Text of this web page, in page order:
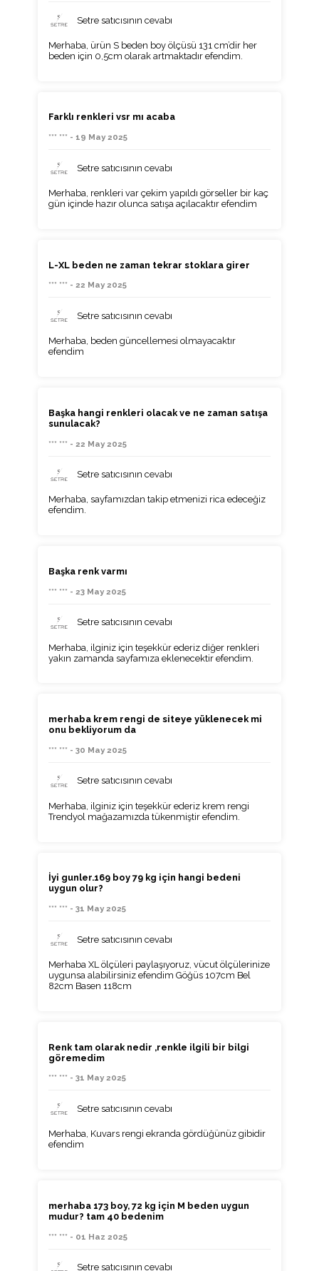
Setre satıcısının cevabı
Merhaba, ürün S beden boy ölçüsü 131 cm’dir her
beden için 0,5cm olarak artmaktadır efendim.
Farklı renkleri vsr mı acaba
*** *** - 19 May 2025
Setre satıcısının cevabı
Merhaba, renkleri var çekim yapıldı görseller bir kaç
gün içinde hazır olunca satışa açılacaktır efendim
L-XL beden ne zaman tekrar stoklara girer
*** *** - 22 May 2025
Setre satıcısının cevabı
Merhaba, beden güncellemesi olmayacaktır
efendim
Başka hangi renkleri olacak ve ne zaman satışa
sunulacak?
*** *** - 22 May 2025
Setre satıcısının cevabı
Merhaba, sayfamızdan takip etmenizi rica edeceğiz
efendim.
Başka renk varmı
*** *** - 23 May 2025
Setre satıcısının cevabı
Merhaba, ilginiz için teşekkür ederiz diğer renkleri
yakın zamanda sayfamıza eklenecektir efendim.
merhaba krem rengi de siteye yüklenecek mi
onu bekliyorum da
*** *** - 30 May 2025
Setre satıcısının cevabı
Merhaba, ilginiz için teşekkür ederiz krem rengi
Trendyol mağazamızda tükenmiştir efendim.
İyi gunler.169 boy 79 kg için hangi bedeni
uygun olur?
*** *** - 31 May 2025
Setre satıcısının cevabı
Merhaba XL ölçüleri paylaşıyoruz, vücut ölçülerinize
uygunsa alabilirsiniz efendim Göğüs 107cm Bel
82cm Basen 118cm
Renk tam olarak nedir ,renkle ilgili bir bilgi
göremedim
*** *** - 31 May 2025
Setre satıcısının cevabı
Merhaba, Kuvars rengi ekranda gördüğünüz gibidir
efendim
merhaba 173 boy, 72 kg için M beden uygun
mudur? tam 40 bedenim
*** *** - 01 Haz 2025
Setre satıcısının cevabı